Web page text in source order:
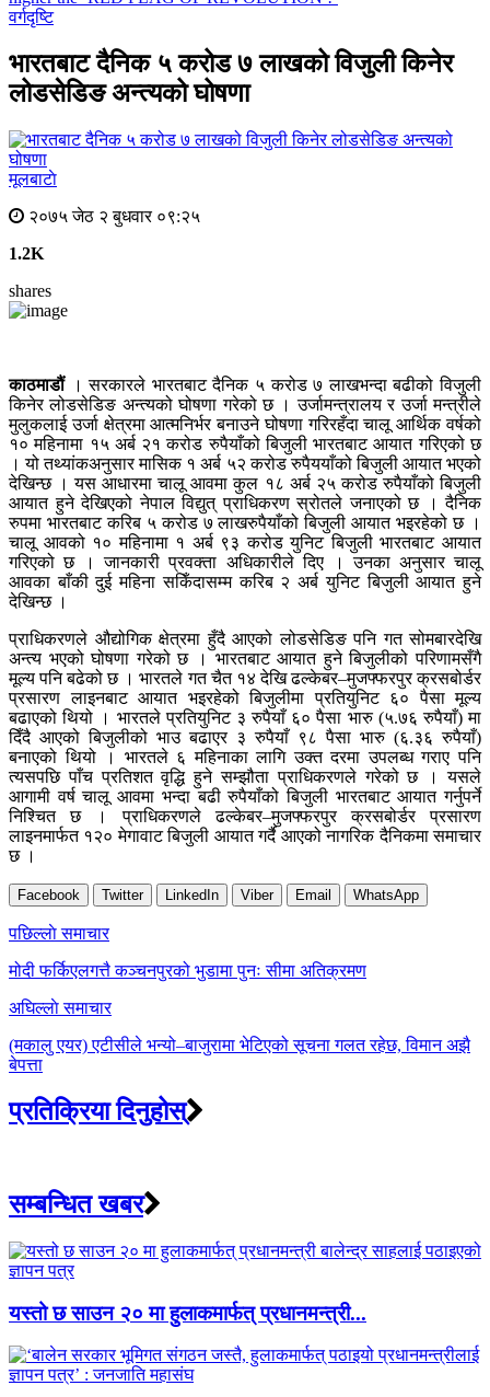
वर्गदृष्टि
भारतबाट दैनिक ५ करोड ७ लाखको विजुली किनेर
लोडसेडिङ अन्त्यको घोषणा
मूलबाटाे
२०७५ जेठ २ बुधवार ०९:२५
1.2K
shares
काठमाडौं। सरकारले भारतबाट दैनिक ५ करोड ७ लाखभन्दा बढीको विजुली
किनेर लोडसेडिङ अन्त्यको घोषणा गरेको छ । उर्जामन्त्रालय र उर्जा मन्त्रीले
मुलुकलाई उर्जा क्षेत्रमा आत्मनिर्भर बनाउने घोषणा गरिरहँदा चालू आर्थिक वर्षको
१० महिनामा १५ अर्ब २१ करोड रुपैयाँको बिजुली भारतबाट आयात गरिएको छ
। यो तथ्यांकअनुसार मासिक १ अर्ब ५२ करोड रुपैययाँको बिजुली आयात भएको
देखिन्छ । यस आधारमा चालू आवमा कुल १८ अर्ब २५ करोड रुपैयाँको बिजुली
आयात हुने देखिएको नेपाल विद्युत् प्राधिकरण स्रोतले जनाएको छ । दैनिक
रुपमा भारतबाट करिब ५ करोड ७ लाखरुपैयाँको बिजुली आयात भइरहेको छ ।
चालू आवको १० महिनामा १ अर्ब ९३ करोड युनिट बिजुली भारतबाट आयात
गरिएको छ । जानकारी प्रवक्ता अधिकारीले दिए । उनका अनुसार चालू
आवका बाँकी दुई महिना सकिँदासम्म करिब २ अर्ब युनिट बिजुली आयात हुने
देखिन्छ ।
प्राधिकरणले औद्योगिक क्षेत्रमा हुँदै आएको लोडसेडिङ पनि गत सोमबारदेखि
अन्त्य भएको घोषणा गरेको छ । भारतबाट आयात हुने बिजुलीको परिणामसँगै
मूल्य पनि बढेको छ । भारतले गत चैत १४ देखि ढल्केबर–मुजफ्फरपुर क्रसबोर्डर
प्रसारण लाइनबाट आयात भइरहेको बिजुलीमा प्रतियुनिट ६० पैसा मूल्य
बढाएको थियो । भारतले प्रतियुनिट ३ रुपैयाँ ६० पैसा भारु (५.७६ रुपैयाँ) मा
दिँदै आएको बिजुलीको भाउ बढाएर ३ रुपैयाँ ९८ पैसा भारु (६.३६ रुपैयाँ)
बनाएको थियो । भारतले ६ महिनाका लागि उक्त दरमा उपलब्ध गराए पनि
त्यसपछि पाँच प्रतिशत वृद्धि हुने सम्झौता प्राधिकरणले गरेको छ । यसले
आगामी वर्ष चालू आवमा भन्दा बढी रुपैयाँको बिजुली भारतबाट आयात गर्नुपर्ने
निश्चित छ । प्राधिकरणले ढल्केबर–मुजफ्फरपुर क्रसबोर्डर प्रसारण
लाइनमार्फत १२० मेगावाट बिजुली आयात गर्दै आएको नागरिक दैनिकमा समाचार
छ ।
Facebook Twitter LinkedIn Viber Email WhatsApp
Post
navigation
पछिल्लाे समाचार
मोदी फर्किएलगत्तै कञ्चनपुरको भुडामा पुनः सीमा अतिक्रमण
अघिल्लाे समाचार
(मकालु एयर) एटीसीले भन्यो–बाजुरामा भेटिएको सूचना गलत रहेछ, विमान अझै
बेपत्ता
प्रतिक्रिया दिनुहोस्
सम्बन्धित खबर
यस्तो छ साउन २० मा हुलाकमार्फत् प्रधानमन्त्री...